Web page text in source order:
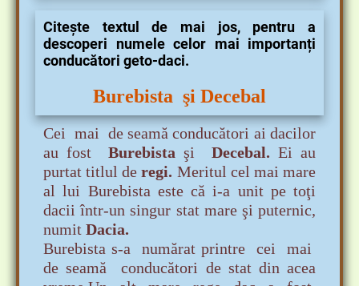
Citește textul de mai jos, pentru a
descoperi numele celor mai importanți
conducători geto-daci.
Burebista şi Decebal
Cei mai de seamă conducători ai dacilor
au fost Burebista şi Decebal. Ei au
purtat titlul deregi. Meritul cel mai mare
al lui Burebista este că i-a unit pe toţi
dacii într-un singur stat mare şi puternic,
numit Dacia.
Burebista s-a numărat printre cei mai
de seamă conducători de stat din acea